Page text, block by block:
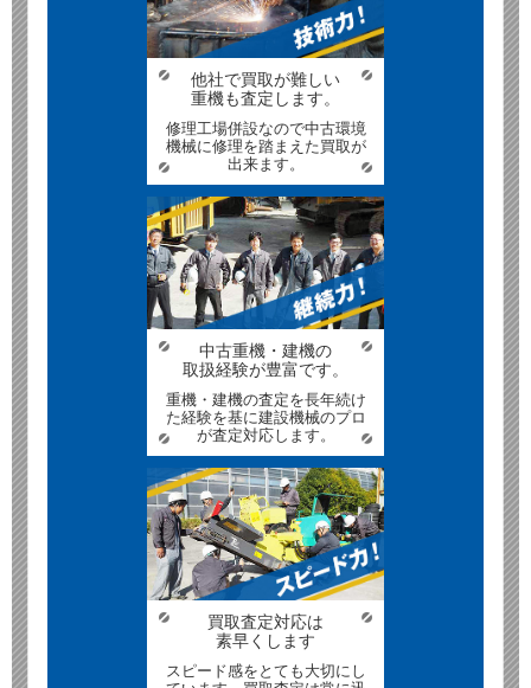
他社で買取が難しい
重機も査定します。
修理工場併設なので中古環境
機械に修理を踏まえた買取が
出来ます。
中古重機・建機の
取扱経験が豊富です。
重機・建機の査定を長年続け
た経験を基に建設機械のプロ
が査定対応します。
買取査定対応は
素早くします
スピード感をとても大切にし